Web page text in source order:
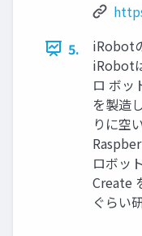
5.
iRobot
iRobot
ロ ボッ
を製造
りに空
ロボッ
Create
ぐらい